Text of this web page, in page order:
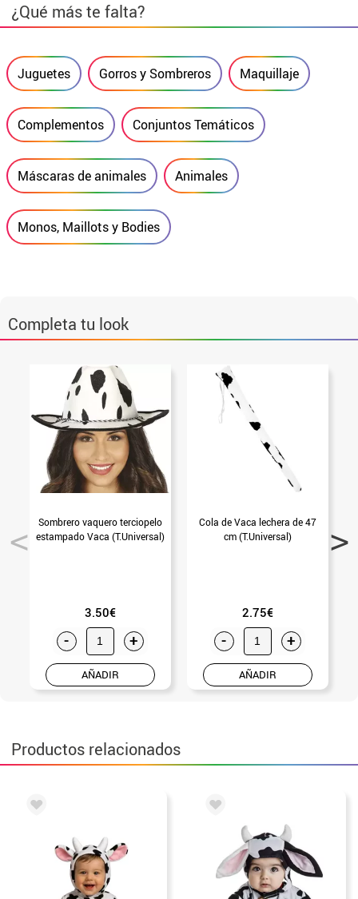
¿Qué más te falta?
Juguetes Gorros y Sombreros Maquillaje
Complementos Conjuntos Temáticos
Máscaras de animales Animales
Monos, Maillots y Bodies
Completa tu look
Sombrero vaquero terciopelo
estampado Vaca (T.Universal)
3.50€
- +
AÑADIR
Cola de Vaca lechera de 47
cm (T.Universal)
2.75€
- +
AÑADIR
Productos relacionados